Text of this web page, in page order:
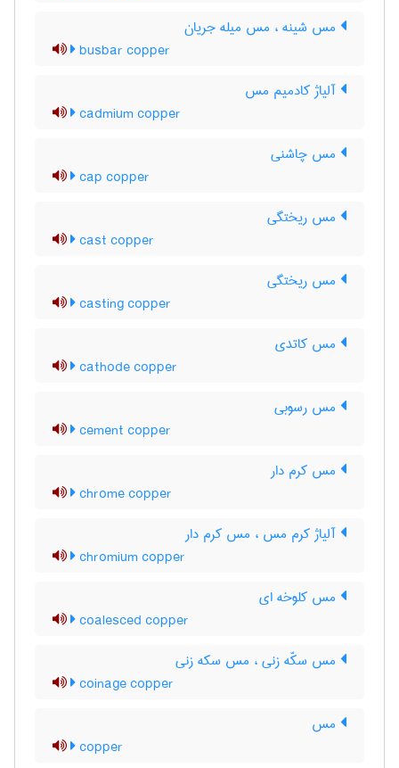
مس شینه ، مس میله جریان
busbar copper
آلیاژ کادمیم مس
cadmium copper
مس چاشنی
cap copper
مس ریختگی
cast copper
مس ریختگی
casting copper
مس کاتدی
cathode copper
مس رسوبی
cement copper
مس کرم دار
chrome copper
آلیاژ کرم مس ، مس کرم دار
chromium copper
مس کلوخه ای
coalesced copper
مس سکّه زنی ، مس سکه زنی
coinage copper
مس
copper